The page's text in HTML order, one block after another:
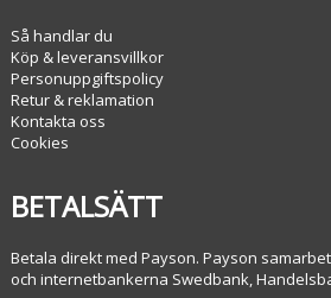
Så handlar du
Köp & leveransvillkor
Personuppgiftspolicy
Retur & reklamation
Kontakta oss
Cookies
BETALSÄTT
Betala direkt med Payson. Payson
och internetbankerna Swedbank,